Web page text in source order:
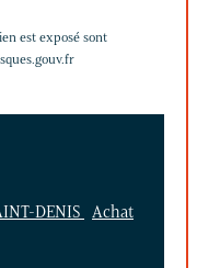
est exposé sont
DENIS
Achat